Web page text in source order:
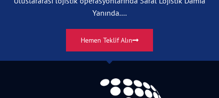
Yanında....
Hemen Teklif Alın